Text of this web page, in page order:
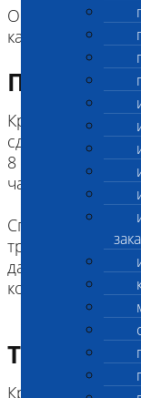
Оценивать
кальцием и
Кровь у
сдавать
8 часов (для
часов (для
Специальная
требуется
давать
корма)
Кровь берется